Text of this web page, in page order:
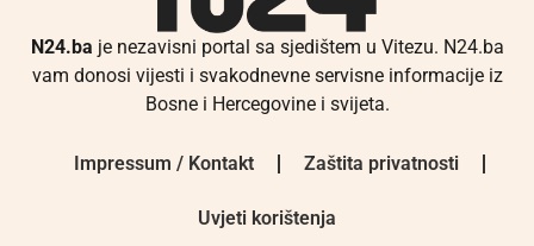
N24.ba je nezavisni portal sa sjedištem u Vitezu. N24.ba
vam donosi vijesti i svakodnevne servisne informacije iz
Bosne i Hercegovine i svijeta.
Impressum / Kontakt Zaštita privatnosti
Uvjeti korištenja